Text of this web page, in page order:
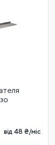
від 48 ₴/міс